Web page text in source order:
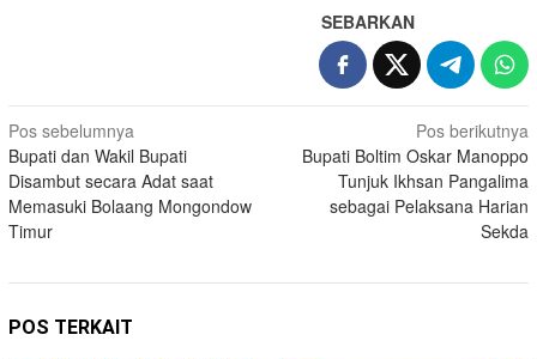
SEBARKAN
Navigasi
pos
Pos sebelumnya
Bupati dan Wakil Bupati
Disambut secara Adat saat
Memasuki Bolaang Mongondow
Timur
Pos berikutnya
Bupati Boltim Oskar Manoppo
Tunjuk Ikhsan Pangalima
sebagai Pelaksana Harian
Sekda
POS TERKAIT